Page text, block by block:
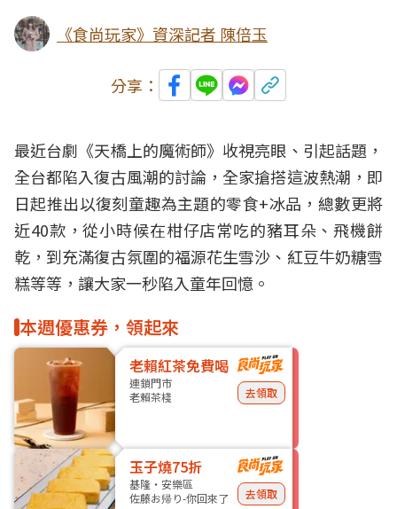
《食尚玩家》資深記者 陳倍玉
分享：
最近台劇《天橋上的魔術師》收視亮眼、引起話題，
全台都陷入復古風潮的討論，全家搶搭這波熱潮，即
日起推出以復刻童趣為主題的零食+冰品 ，總數更將
近40款，從小時候在柑仔店常吃的豬耳朵、飛機餅
乾，到充滿復古氛圍的福源花生雪沙、紅豆牛奶糖雪
糕等等，讓大家一秒陷入童年回憶。
本週優惠券，領起來
老賴紅茶免費喝
連鎖門市
老賴茶棧
去領取
玉子燒75折
基隆・安樂區
佐藤お帰り-你回來了
去領取